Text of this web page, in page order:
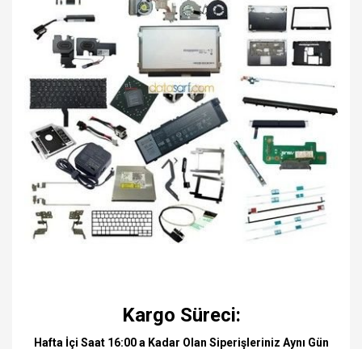
Kargo Süreci:
Hafta İçi Saat 16:00 a Kadar Olan Siperişleriniz Aynı Gün